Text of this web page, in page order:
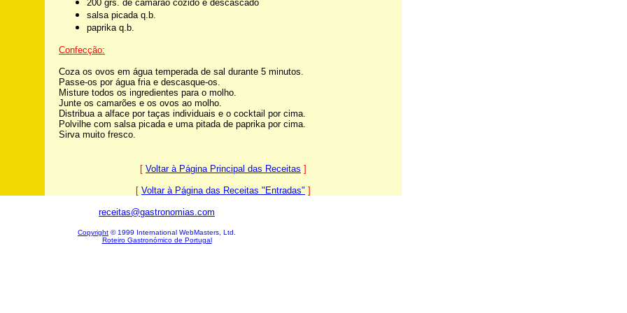
200 grs. de camarão cozido e descascado
salsa picada q.b.
paprika q.b.
Confecção:
Coza os ovos em água temperada de sal durante 5 minutos.
Passe-os por água fria e descasque-os.
Misture todos os ingredientes para o molho.
Junte os camarões e os ovos ao molho.
Distribua a alface por taças individuais e o cocktail por cima.
Polvilhe com salsa picada e uma pitada de paprika por cima.
Sirva muito fresco.
[ Voltar à Página Principal das Receitas ]
[ Voltar à Página das Receitas "Entradas" ]
receitas@gastronomias.com
Copyright © 1999 International WebMasters, Ltd.
Roteiro Gastronómico de Portugal